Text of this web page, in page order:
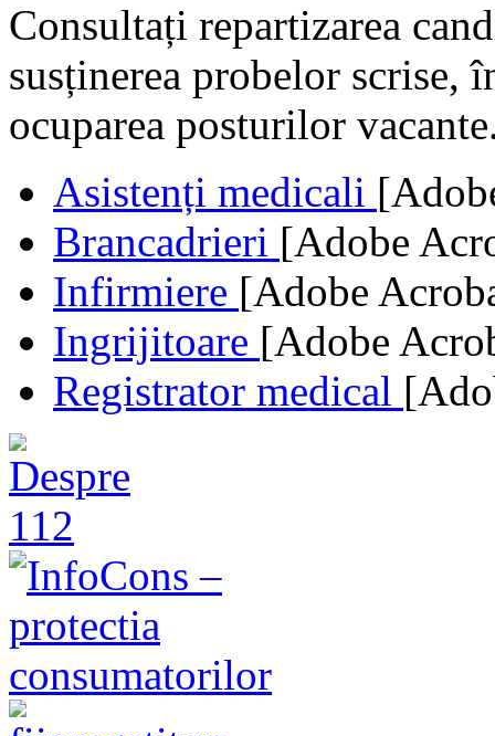
Consultați repartizarea
susținerea probelor scrise,
ocuparea posturilor
Asistenți medicali
Brancadrieri [Adobe
Infirmiere [Adobe
Ingrijitoare [Adobe
Registrator medical